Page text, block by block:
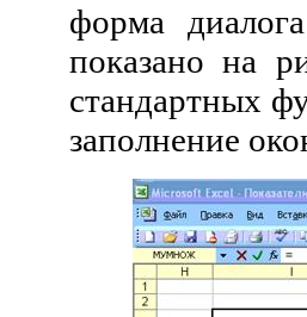
форма
показано на
стандартных
заполнение